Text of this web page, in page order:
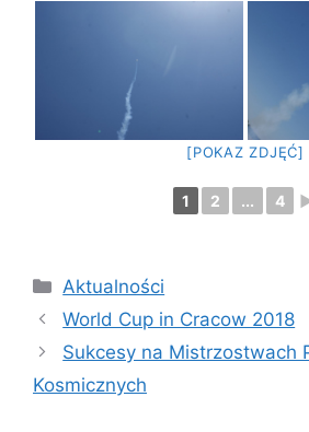
[POKAZ ZDJĘĆ]
1 2 ... 4
Kategorie
Aktualności
World Cup in Cracow 2018
Sukcesy na Mistrzostwach
Kosmicznych